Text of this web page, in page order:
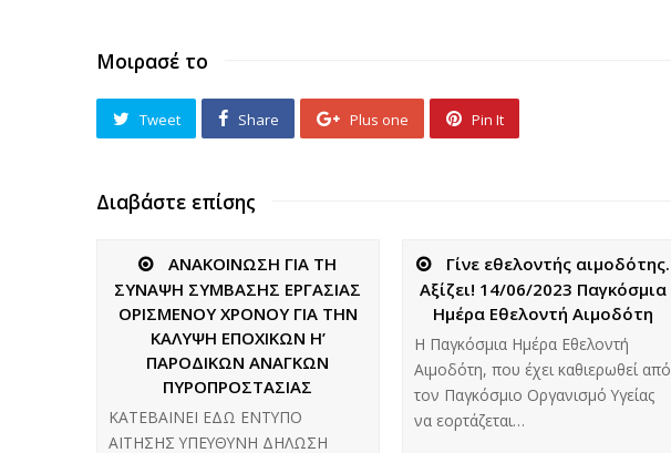
Μοιρασέ το
Tweet Share Plus one Pin It
Διαβάστε επίσης
ΑΝΑΚΟΙΝΩΣΗ ΓΙΑ ΤΗ
ΣΥΝΑΨΗ ΣΥΜΒΑΣΗΣ ΕΡΓΑΣΙΑΣ
ΟΡΙΣΜΕΝΟΥ ΧΡΟΝΟΥ ΓΙΑ ΤΗΝ
ΚΑΛΥΨΗ ΕΠΟΧΙΚΩΝ Η’
ΠΑΡΟΔΙΚΩΝ ΑΝΑΓΚΩΝ
ΠΥΡΟΠΡΟΣΤΑΣΙΑΣ
ΚΑΤΕΒΑΙΝΕΙ ΕΔΩ ΕΝΤΥΠΟ
ΑΙΤΗΣΗΣ ΥΠΕΥΘΥΝΗ ΔΗΛΩΣΗ
Γίνε εθελοντής αιμοδότης.
Αξίζει! 14/06/2023 Παγκόσμια
Ημέρα Εθελοντή Αιμοδότη
Η Παγκόσμια Ημέρα Εθελοντή
Αιμοδότη, που έχει καθιερωθεί από
τον Παγκόσμιο Οργανισμό Υγείας
να εορτάζεται…